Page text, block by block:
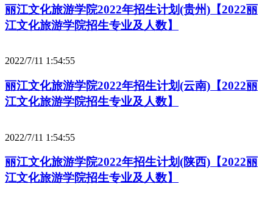
丽江文化旅游学院2022年招生计划(贵州)【2022丽
江文化旅游学院招生专业及人数】
2022/7/11 1:54:55
丽江文化旅游学院2022年招生计划(云南)【2022丽
江文化旅游学院招生专业及人数】
2022/7/11 1:54:55
丽江文化旅游学院2022年招生计划(陕西)【2022丽
江文化旅游学院招生专业及人数】